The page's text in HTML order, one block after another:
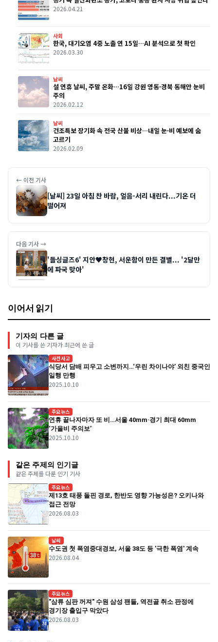
2026.04.21
사회
한국, 대기오염 4중 노출 연 15일…AI 분석으로 첫 확인
2026.03.30
날씨
설 연휴 날씨, 주말 온화…16일 강원 영동·경북 동해안 눈비
주의
2026.02.12
날씨
건조특보 장기화 속 전국 산불 비상…내일 눈·비 예보에 숨
고르기
2026.02.09
← 이전 기사
[날씨] 23일 아침 찬 바람, 얼음·서리 내린다...기온 더
떨어져
다음 기사 →
'돌싱글즈6' 지안♥창현, 서운함이 만든 결별... '2달만
에 파국 맞아'
이어서 읽기
기자의 다른 글
이 기사를 쓴 기자가 최근에 쓴 글
사건사고
식당서 담배 피우고 소변까지…‘우린 차이나야’ 외친 중국인
일행 만행
2025.10.10
주요뉴스
연휴 끝나자마자 또 비…서울 40mm·경기 최대 60mm
‘가을비 주의보’
2025.10.10
같은 주제의 인기글
같은 주제를 다룬 인기 기사
주요뉴스
제13호 태풍 돌핀 경로, 한반도 영향 가능성은? 오키나와
접근 전망
2026.08.03
날씨
수도권 첫 폭염중대경보, 서울 38도 등 '극한 폭염' 계속
2026.08.04
주요뉴스
"삼류 심판 꺼져" 수원 삼성 팬들, 역전골 취소 판정에
경기장 출입구 막았다
2026.08.03